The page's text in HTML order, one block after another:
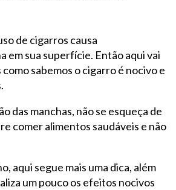
de cigarros causa
em sua superfície. Então aqui vai
sabemos o cigarro é nocivo e
das manchas, não se esqueça de
comer alimentos saudáveis e não
aqui segue mais uma dica, além
um pouco os efeitos nocivos